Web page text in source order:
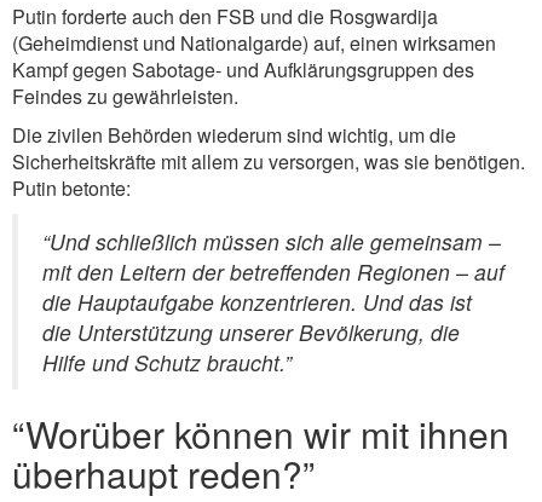
Putin forderte auch den FSB und die Rosgwardija
(Geheimdienst und Nationalgarde) auf, einen wirksamen
Kampf gegen Sabotage- und Aufklärungsgruppen des
Feindes zu gewährleisten.
Die zivilen Behörden wiederum sind wichtig, um die
Sicherheitskräfte mit allem zu versorgen, was sie benötigen.
Putin betonte:
“Und schließlich müssen sich alle gemeinsam –
mit den Leitern der betreffenden Regionen – auf
die Hauptaufgabe konzentrieren. Und das ist
die Unterstützung unserer Bevölkerung, die
Hilfe und Schutz braucht.”
“Worüber können wir mit ihnen
überhaupt reden?”